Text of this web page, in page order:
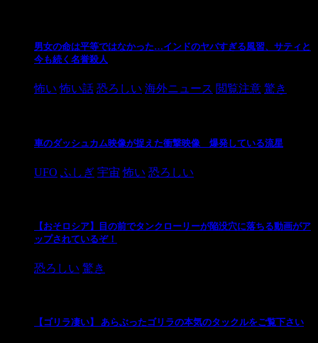
男女の命は平等ではなかった…インドのヤバすぎる風習、サティと
今も続く名誉殺人
怖い 怖い話 恐ろしい 海外ニュース 閲覧注意 驚き
車のダッシュカム映像が捉えた衝撃映像 爆発している流星
UFO ふしぎ 宇宙 怖い 恐ろしい
【おそロシア】目の前でタンクローリーが陥没穴に落ちる動画がア
ップされているぞ！
恐ろしい 驚き
【ゴリラ凄い】 あらぶったゴリラの本気のタックルをご覧下さい